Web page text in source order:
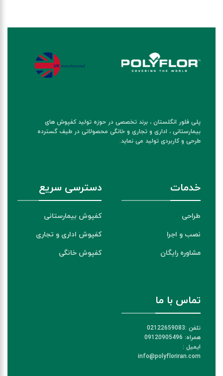
پلی فلور انگلستان ، برند تخصصی در حوزه تولید کفپوش های
بیمارستانی ، اداری و تجاری و خانگی محصولاتی در طیف گسترده
طرحی و کاربردی تولید می نماید.
خدمات
طراحی
نصب و اجرا
مشاوره رایگان
دسترسی سریع
کفپوش بیمارستانی
کفپوش اداری و تجاری
کفپوش خانگی
تماس با ما
تلفن :02122659083
همراه: 09120905496
ایمیل :
info@polyfloriran.com